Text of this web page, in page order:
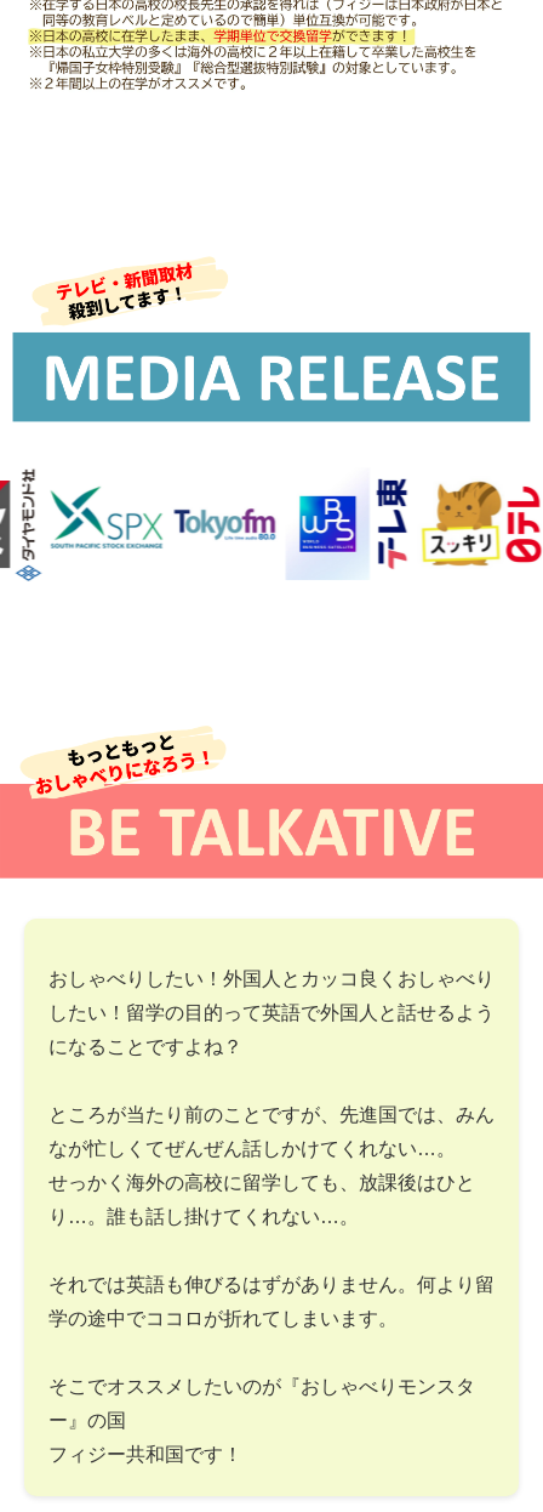
おしゃべりしたい！外国人とカッコ良くおしゃべり
したい！留学の目的って英語で外国人と話せるよう
になることですよね？
ところが当たり前のことですが、先進国では、みん
なが忙しくてぜんぜん話しかけてくれない…。
せっかく海外の高校に留学しても、放課後はひと
り…。誰も話し掛けてくれない…。
それでは英語も伸びるはずがありません。何より留
学の途中でココロが折れてしまいます。
そこでオススメしたいのが『おしゃべりモンスタ
ー』の国
フィジー共和国です！